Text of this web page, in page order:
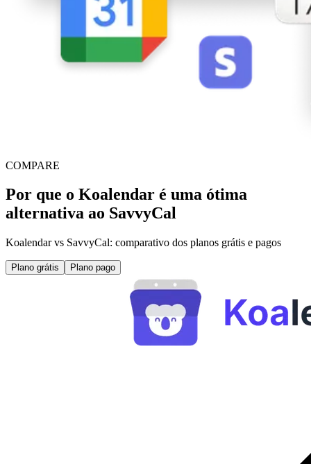
COMPARE
Por que o Koalendar é uma ótima
alternativa ao SavvyCal
Koalendar vs SavvyCal: comparativo dos planos grátis e pagos
Plano grátis Plano pago